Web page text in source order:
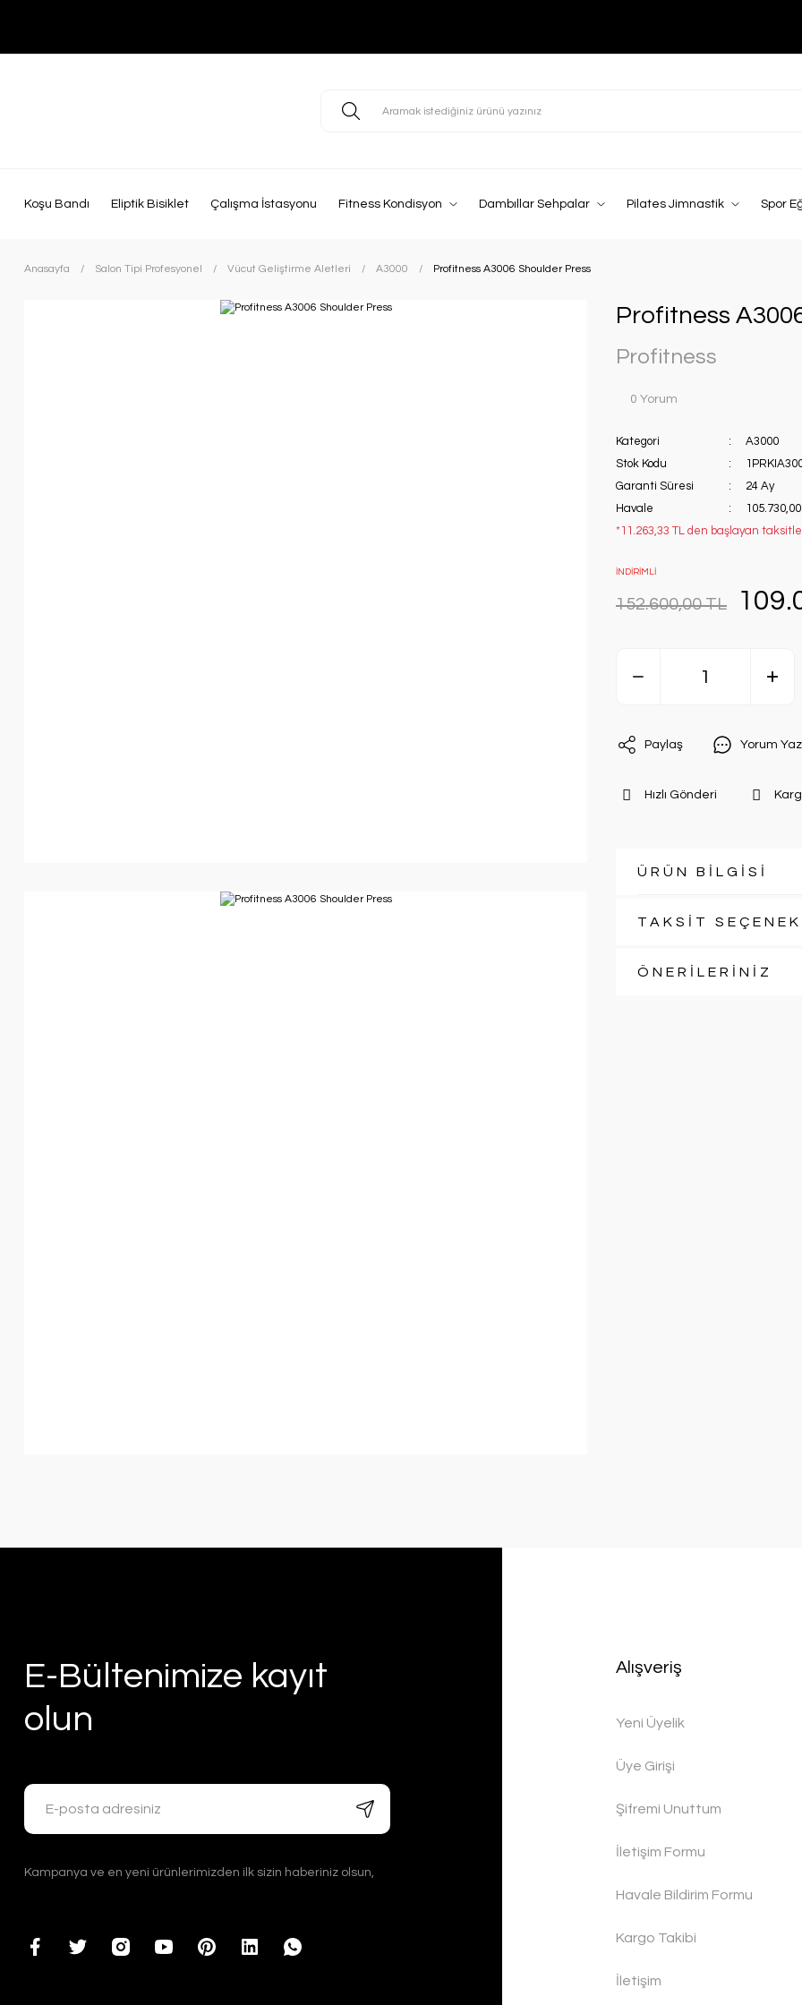
Koşu Bandı Eliptik Bisiklet Çalışma İstasyonu Fitness Kondisyon Dambıllar Sehpalar Pilates Jimnastik Spor
Anasayfa Salon Tipi Profesyonel Vücut Geliştirme Aletleri A3000 Profitness A3006 Shoulder Press
Profitness
Profitness
0 Yorum
Kategori
A3000
Stok Kodu
Garanti Süresi
24 Ay
Havale
*11.263,33 TL den başlayan
İNDİRİMLİ
152.600,00 TL
Paylaş Yorum Yaz
Hızlı Gönderi
ÜRÜN BİLGİSİ
TAKSİT
ÖNERİLERİNİZ
E-Bültenimize kayıt
olun
Kampanya ve en yeni ürünlerimizden ilk sizin haberiniz olsun,
Alışveriş
Yeni Üyelik
Üye Girişi
Şifremi Unuttum
İletişim Formu
Havale Bildirim Formu
Kargo Takibi
İletişim